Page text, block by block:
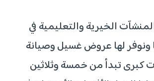
الخيرية والتعليمية في
ونوفر لها عروض غسيل وصيانة
تبدأ من خمسة وثلاثين